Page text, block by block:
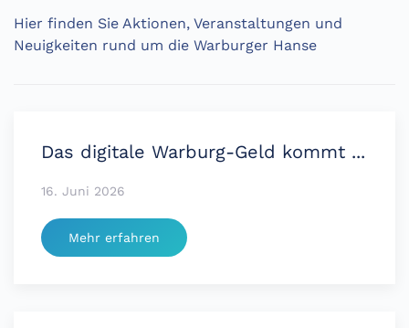
Hier finden Sie Aktionen, Veranstaltungen und
Neuigkeiten rund um die Warburger Hanse
Das digitale Warburg-Geld kommt ...
16. Juni 2026
Mehr erfahren